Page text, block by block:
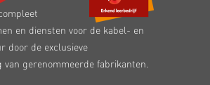
en diensten voor de kabel- en
door de exclusieve
van gerenommeerde fabrikanten.